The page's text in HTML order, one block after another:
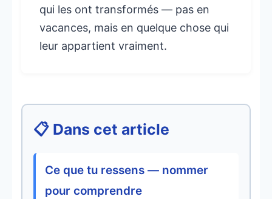
qui les ont transformés — pas en
vacances, mais en quelque chose qui
leur appartient vraiment.
📋 Dans cet article
Ce que tu ressens — nommer
pour comprendre